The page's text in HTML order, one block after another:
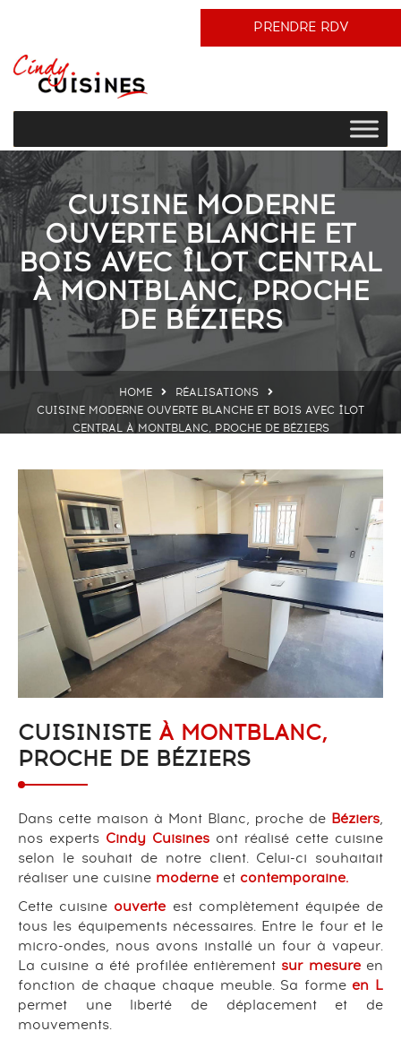
PRENDRE RDV
CUISINE MODERNE
OUVERTE BLANCHE ET
BOIS AVEC ÎLOT CENTRAL
À MONTBLANC, PROCHE
DE BÉZIERS
HOME
RÉALISATIONS
CUISINE MODERNE OUVERTE BLANCHE ET BOIS AVEC ÎLOT
CENTRAL À MONTBLANC, PROCHE DE BÉZIERS
CUISINISTE À MONTBLANC,
PROCHE DE BÉZIERS
Dans cette maison à Mont Blanc, proche de Béziers,
nos experts Cindy Cuisines ont réalisé cette cuisine
selon le souhait de notre client. Celui-ci souhaitait
réaliser une cuisine moderne et contemporaine.
Cette cuisine ouverte est complètement équipée de
tous les équipements nécessaires. Entre le four et le
micro-ondes, nous avons installé un four à vapeur.
La cuisine a été profilée entièrement sur mesureen
fonction de chaque chaque meuble. Sa forme en L
permet une liberté de déplacement et de
mouvements.